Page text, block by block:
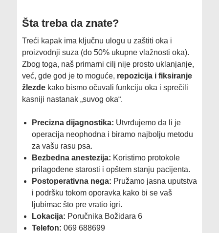
​Šta treba da znate?
​Treći kapak ima ključnu ulogu u zaštiti oka i
proizvodnji suza (do 50% ukupne vlažnosti oka).
Zbog toga, naš primarni cilj nije prosto uklanjanje,
već, gde god je to moguće, repozicija i fiksiranje
žlezdekako bismo očuvali funkciju oka i sprečili
kasniji nastanak „suvog oka“.
Precizna dijagnostika: Utvrđujemo da li je
operacija neophodna i biramo najbolju metodu
za vašu rasu psa.
Bezbedna anestezija: Koristimo protokole
prilagođene starosti i opštem stanju pacijenta.
Postoperativna nega: Pružamo jasna uputstva
i podršku tokom oporavka kako bi se vaš
ljubimac što pre vratio igri.
Lokacija: Poručnika Božidara 6
Telefon: 069 688699